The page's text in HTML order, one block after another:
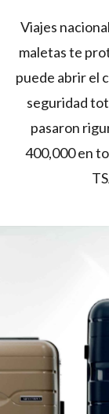
Viajes
maletas te
puede abrir el
seguridad
pasaron
400,000 en